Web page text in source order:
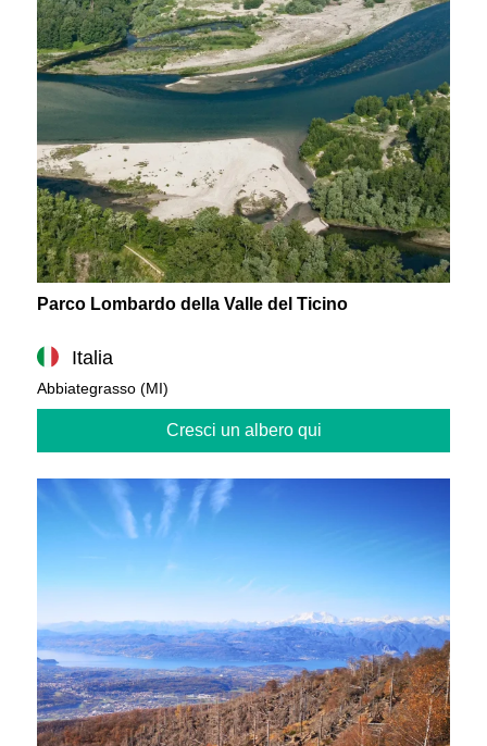
Parco Lombardo della Valle del Ticino
Italia
Abbiategrasso (MI)
Cresci un albero qui